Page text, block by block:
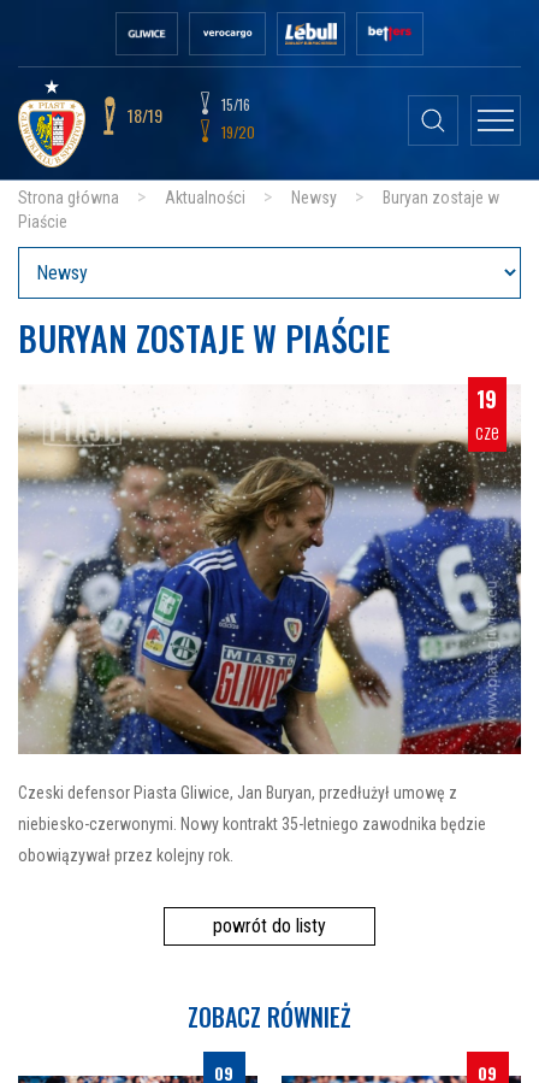
18/19
15/16
19/20
Strona główna Aktualności Newsy
Buryan zostaje w
Piaście
BURYAN ZOSTAJE W PIAŚCIE
19
cze
Czeski defensor Piasta Gliwice, Jan Buryan, przedłużył umowę z
niebiesko-czerwonymi. Nowy kontrakt 35-letniego zawodnika będzie
obowiązywał przez kolejny rok.
powrót do listy
ZOBACZ RÓWNIEŻ
09
09